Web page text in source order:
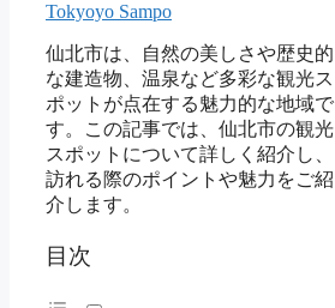
Tokyoyo Sampo
仙北市は、自然の美しさや歴史的
な建造物、温泉など多彩な観光ス
ポットが点在する魅力的な地域で
す。この記事では、仙北市の観光
スポットについて詳しく紹介し、
訪れる際のポイントや魅力をご紹
介します。
目次